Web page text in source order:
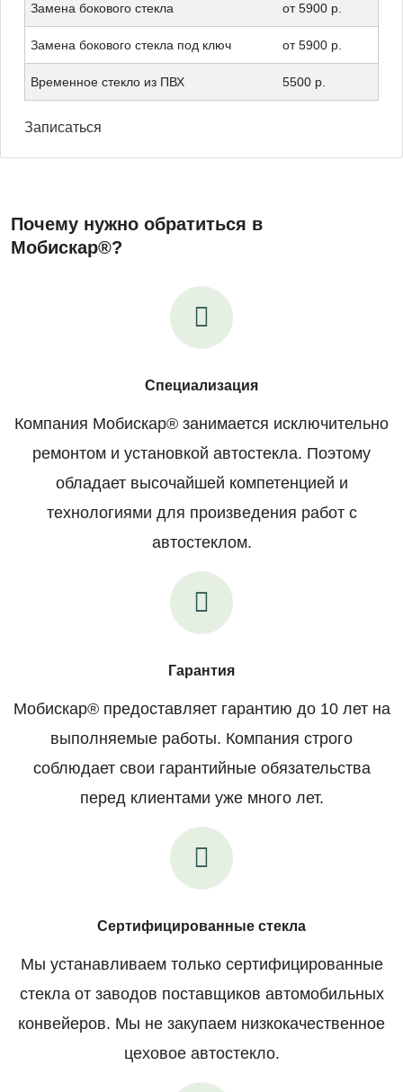
Замена бокового стекла от 5900 р.
Замена бокового стекла под ключ от 5900 р.
Временное стекло из ПВХ 5500 р.
Записаться
Почему нужно обратиться в
Мобискар®?
Специализация
Компания Мобискар® занимается исключительно
ремонтом и установкой автостекла. Поэтому
обладает высочайшей компетенцией и
технологиями для произведения работ с
автостеклом.
Гарантия
Мобискар® предоставляет гарантию до 10 лет на
выполняемые работы. Компания строго
соблюдает свои гарантийные обязательства
перед клиентами уже много лет.
Сертифицированные стекла
Мы устанавливаем только сертифицированные
стекла от заводов поставщиков автомобильных
конвейеров. Мы не закупаем низкокачественное
цеховое автостекло.